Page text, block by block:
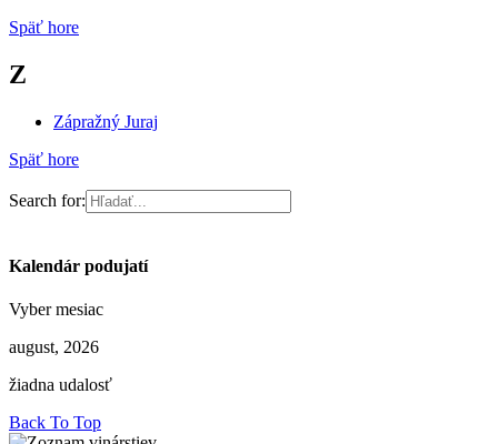
Späť hore
Z
Zápražný Juraj
Späť hore
Search for:
Kalendár podujatí
Vyber mesiac
august, 2026
žiadna udalosť
Back To Top